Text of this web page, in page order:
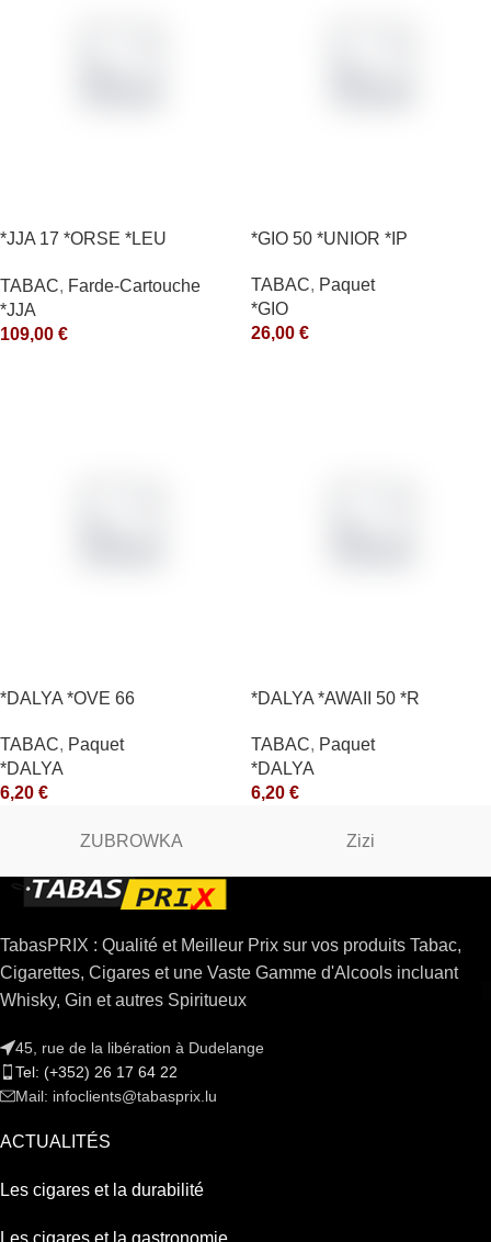
*JJA 17 *ORSE *LEU
TABAC, Farde-Cartouche
*JJA
109,00 €
*GIO 50 *UNIOR *IP
TABAC, Paquet
*GIO
26,00 €
*DALYA *OVE 66
TABAC, Paquet
*DALYA
6,20 €
*DALYA *AWAII 50 *R
TABAC, Paquet
*DALYA
6,20 €
ZUBROWKA Zizi
TabasPRIX : Qualité et Meilleur Prix sur vos produits Tabac,
Cigarettes, Cigares et une Vaste Gamme d'Alcools incluant
Whisky, Gin et autres Spiritueux
45, rue de la libération à Dudelange
Tel: (+352) 26 17 64 22
Mail: infoclients@tabasprix.lu
ACTUALITÉS
Les cigares et la durabilité
Les cigares et la gastronomie